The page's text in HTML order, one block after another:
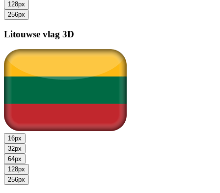
128px
256px
Litouwse vlag 3D
16px
32px
64px
128px
256px